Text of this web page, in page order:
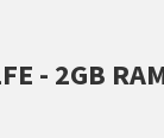
- 2GB